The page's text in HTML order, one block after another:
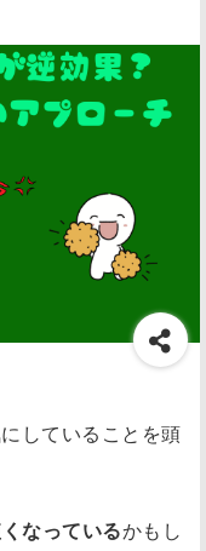
していることを頭
なっているかもし